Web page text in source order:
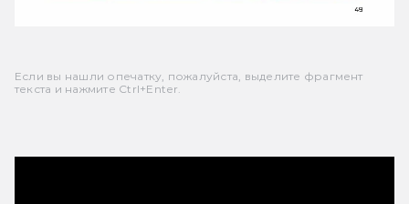
Если вы нашли опечатку, пожалуйста, выделите фрагмент
текста и нажмите Ctrl+Enter.